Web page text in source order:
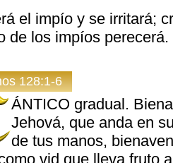
el impío y se irritará;
de los impíos perecerá.
128:1-6
ÁNTICO gradual.
Jehová, que anda en
de tus manos,
vid que lleva fruto